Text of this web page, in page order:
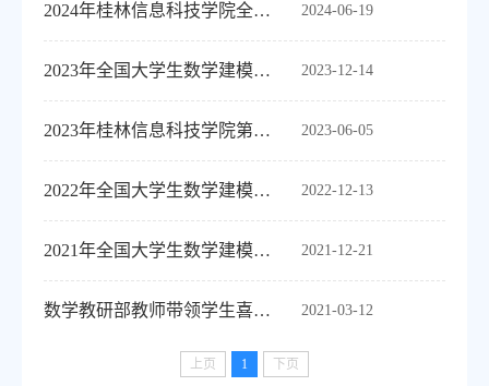
2024-06-19
2024年桂林信息科技学院全国大学生建模竞赛校内赛获奖名单公示
2023-12-14
2023年全国大学生数学建模竞赛获奖
2023-06-05
2023年桂林信息科技学院第二届数学建模校内赛获奖名单公示
2022-12-13
2022年全国大学生数学建模竞赛获奖
2021-12-21
2021年全国大学生数学建模竞赛获奖
2021-03-12
数学教研部教师带领学生喜获2020年美国大学生数学建模竞赛三等奖
上页 1 下页